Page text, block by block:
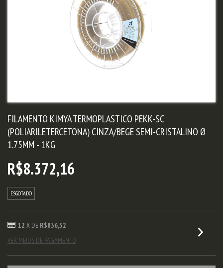
FILAMENTO KIMYA TERMOPLASTICO PEKK-SC
(POLIARILETERCETONA) CINZA/BEGE SEMI-CRISTALINO Ø
1.75MM - 1KG
R$8.372,16
ESGOTADO
12 X DE R$836,52
VER MEIOS DE PAGAMENTO